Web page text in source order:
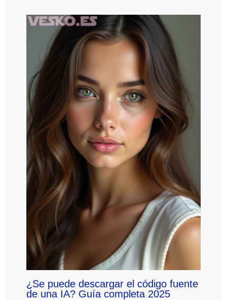
¿Se puede descargar el código fuente
de una IA? Guía completa 2025